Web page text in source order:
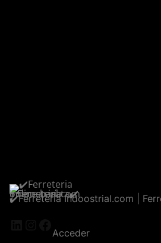
✔️Ferreteria Indoostrial.com |
LinkedIn
Instagram
Facebook
Acceder